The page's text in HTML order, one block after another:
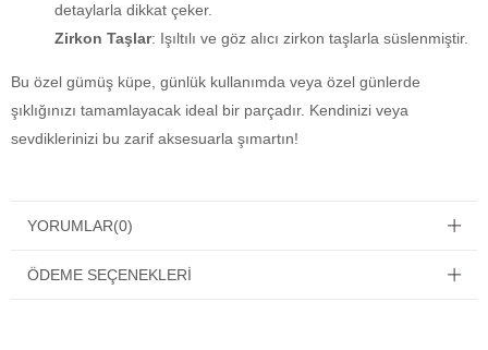
detaylarla dikkat çeker.
Zirkon Taşlar: Işıltılı ve göz alıcı zirkon taşlarla süslenmiştir.
Bu özel gümüş küpe, günlük kullanımda veya özel günlerde
şıklığınızı tamamlayacak ideal bir parçadır. Kendinizi veya
sevdiklerinizi bu zarif aksesuarla şımartın!
YORUMLAR(0)
ÖDEME SEÇENEKLERI